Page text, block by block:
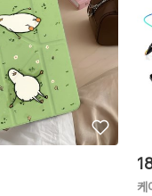
케